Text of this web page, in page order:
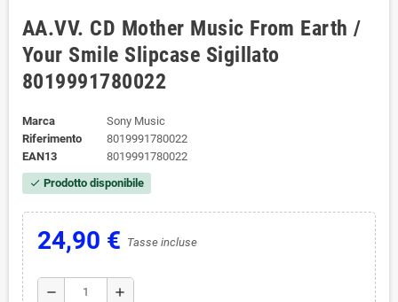
AA.VV. CD Mother Music From Earth /
Your Smile ‎Slipcase Sigillato
8019991780022
Marca
Sony Music
Riferimento
8019991780022
EAN13
8019991780022
check Prodotto disponibile
24,90 € Tasse incluse
remove add